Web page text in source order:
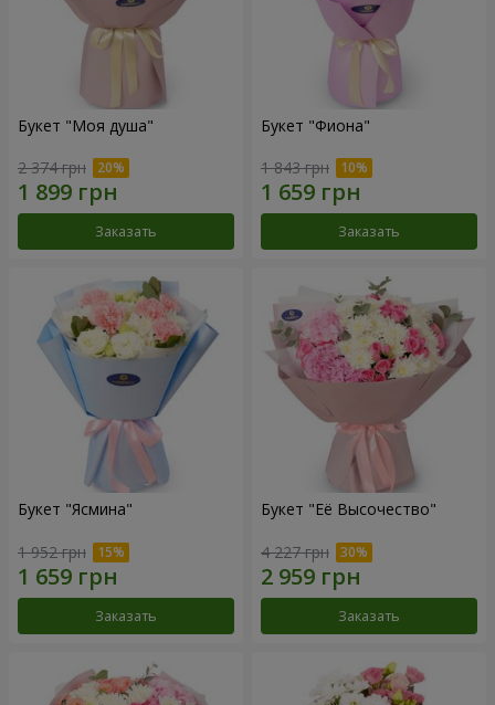
Букет "Моя душа"
2 374 грн
Заказать
Букет "Фиона"
1 843 грн
Заказать
Букет "Ясмина"
1 952 грн
Заказать
Букет "Её Высочество"
4 227 грн
Заказать